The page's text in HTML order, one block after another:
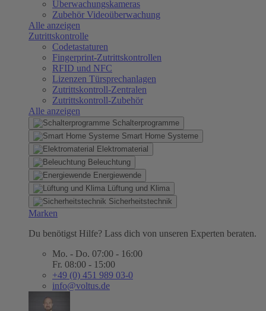
Überwachungskameras
Zubehör Videoüberwachung
Alle anzeigen
Zutrittskontrolle
Codetastaturen
Fingerprint-Zutrittskontrollen
RFID und NFC
Lizenzen Türsprechanlagen
Zutrittskontroll-Zentralen
Zutrittskontroll-Zubehör
Alle anzeigen
Schalterprogramme
Smart Home Systeme
Elektromaterial
Beleuchtung
Energiewende
Lüftung und Klima
Sicherheitstechnik
Marken
Du benötigst Hilfe? Lass dich von unseren Experten beraten.
Mo. - Do. 07:00 - 16:00
Fr. 08:00 - 15:00
+49 (0) 451 989 03-0
info@voltus.de